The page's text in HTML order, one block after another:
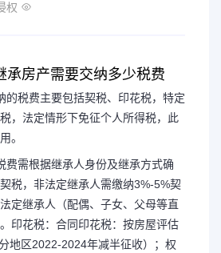
权
承房产需要交纳多少税费
的税费主要包括契税、印花税，特定
，法定情形下免征个人所得税，此
。
费需根据继承人身份及继承方式确
税，非法定继承人需缴纳3%-5%契
定继承人（配偶、子女、父母等直
印花税：合同印花税：按房屋评估
地区2022-2024年减半征收）；权
承房产需缴纳
产需要缴纳的税费主